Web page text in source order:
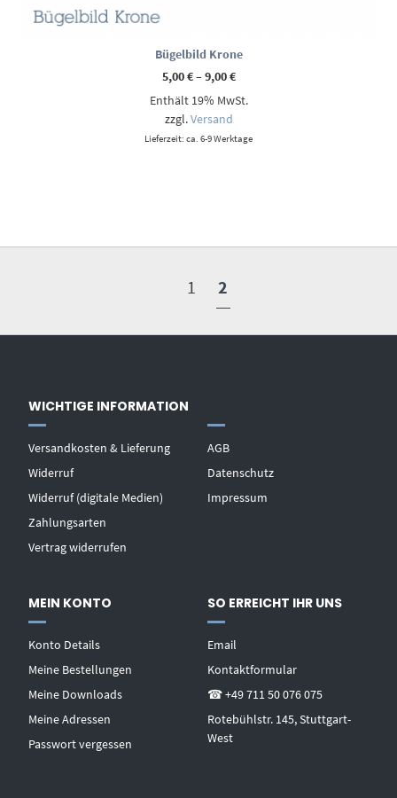
Bügelbild Krone
5,00€–9,00€Preisspanne:
bis
Enthält 19% MwSt.
zzgl.Versand
Lieferzeit: ca. 6-9 Werktage
1 2
WICHTIGE INFORMATION
Versandkosten & Lieferung
Widerruf
Widerruf (digitale Medien)
Zahlungsarten
Vertrag widerrufen
AGB
Datenschutz
Impressum
MEIN KONTO
Konto Details
Meine Bestellungen
Meine Downloads
Meine Adressen
Passwort vergessen
SO ERREICHT IHR UNS
Email
Kontaktformular
☎ +49 711 50 076 075
Rotebühlstr. 145, Stuttgart-
West